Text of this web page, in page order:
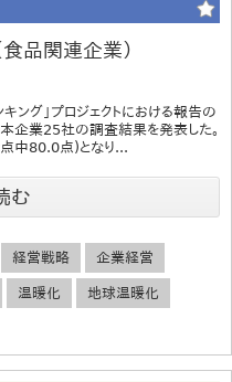
品関連企業）
ング」プロジェクトにおける報告の
企業25社の調査結果を発表した。
中80.0点)となり...
む
経営戦略 企業経営
温暖化 地球温暖化